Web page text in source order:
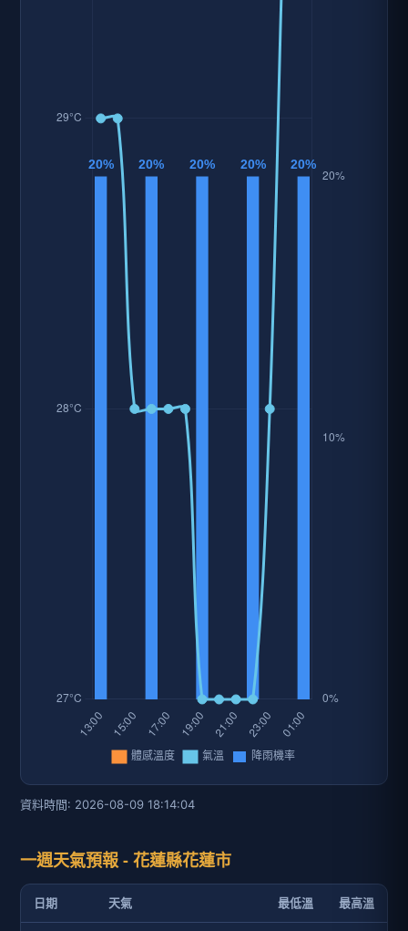
資料時間: 2026-08-09 18:14:04
一週天氣預報 - 花蓮縣花蓮市
日期 天氣 最低溫 最高溫